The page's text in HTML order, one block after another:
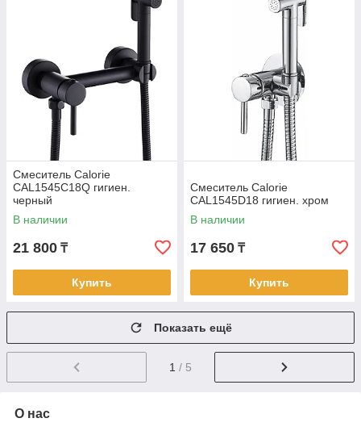
Смеситель Calorie
CAL1545C18Q гигиен.
черный
В наличии
21 800 ₸
Купить
Смеситель Calorie
CAL1545D18 гигиен. хром
В наличии
17 650 ₸
Купить
Показать ещё
1 / 5
О нас